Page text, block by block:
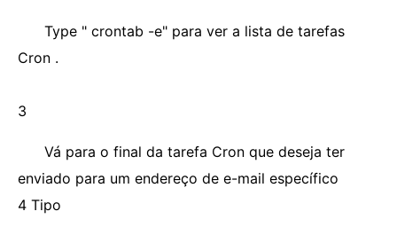
Type " crontab -e" para ver a lista de tarefas
Cron .
3
Vá para o final da tarefa Cron que deseja ter
enviado para um endereço de e-mail específico
4 Tipo